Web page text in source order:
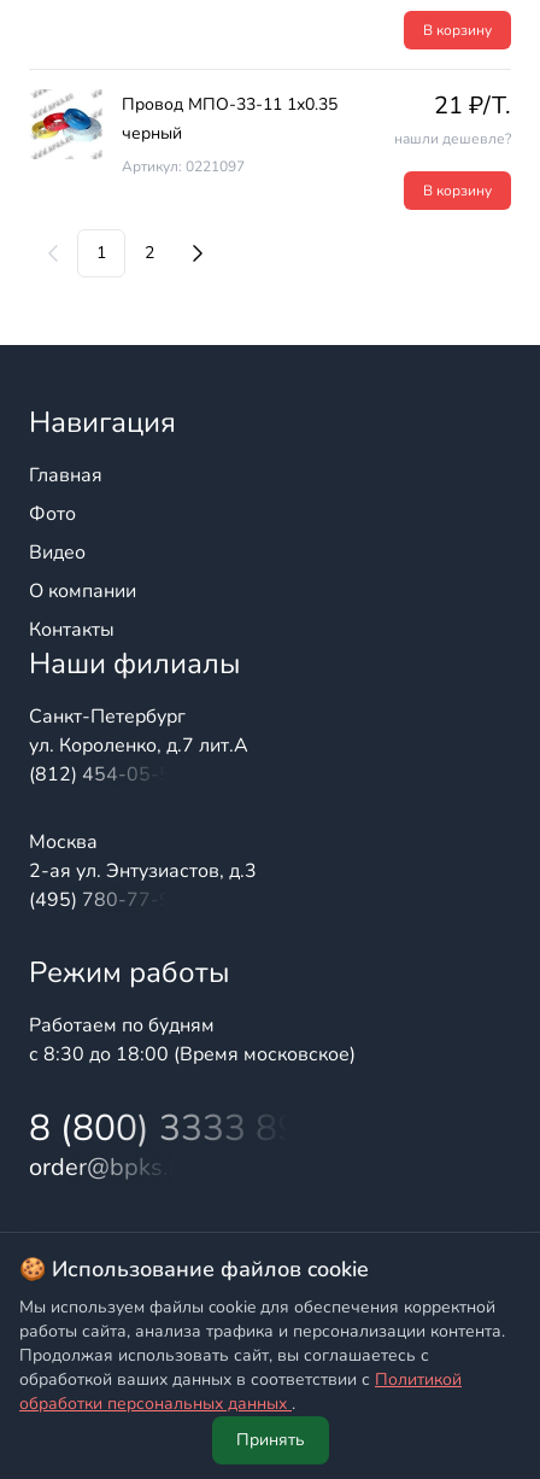
Написать Позвонить
В корзину
Провод МПО-33-11 1х0.35
черный
Артикул: 0221097
21 ₽/T.
нашли дешевле?
В корзину
1 2
Навигация
Главная
Фото
Видео
О компании
Контакты
Наши филиалы
Санкт-Петербург
ул. Короленко, д.7 лит.А
(812) 454-05-54
Москва
2-ая ул. Энтузиастов, д.3
(495) 780-77-98
Режим работы
Работаем по будням
с 8:30 до 18:00 (Время московское)
8 (800) 3333 899
order@bpks.ru
© 2025 БалтПромКомплект — комплексные поставки
высококачественной продукции промышленного и
бытового назначения
Политика конфиденциальности,Согласие на обработку
персональных данных
🍪 Использование файлов cookie
Мы используем файлы cookie для обеспечения корректной
работы сайта, анализа трафика и персонализации контента.
Продолжая использовать сайт, вы соглашаетесь с
обработкой ваших данных в соответствии с Политикой
обработки персональных данных .
Принять